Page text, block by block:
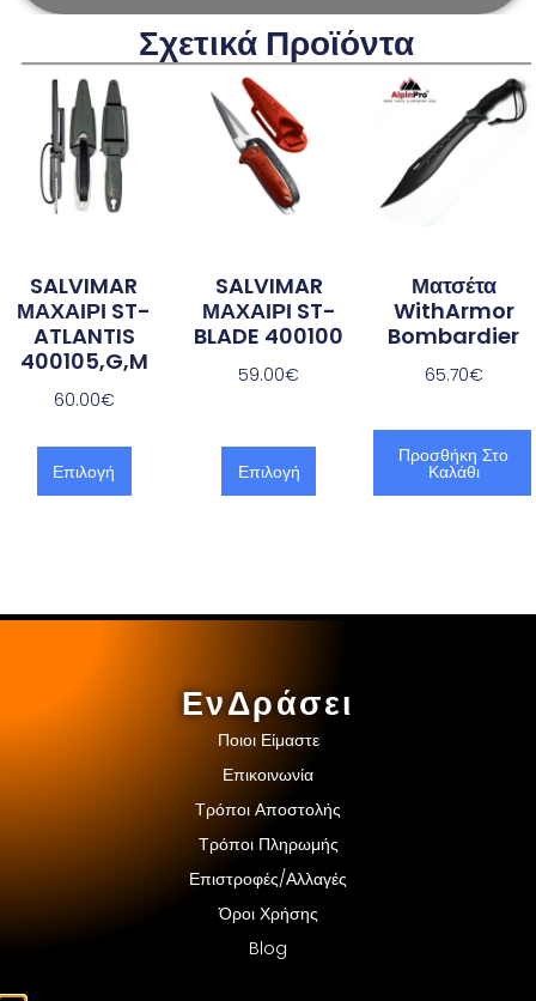
Σχετικά Προϊόντα
SALVIMAR
ΜΑΧΑΙΡΙ ST-
ATLANTIS
400105,G,M
60.00€
Επιλογή
SALVIMAR
ΜΑΧΑΙΡΙ ST-
BLADE 400100
59.00€
Επιλογή
Ματσέτα
WithArmor
Bombardier
65.70€
Προσθήκη Στο
Καλάθι
ΕνΔράσει
Ποιοι Είμαστε
Επικοινωνία
Τρόποι Αποστολής
Τρόποι Πληρωμής
Επιστροφές/Αλλαγές
Όροι Χρήσης
Blog